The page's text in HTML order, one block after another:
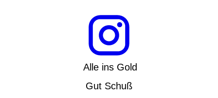
Alle ins Gold
Gut Schuß